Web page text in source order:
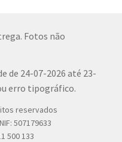
Fotos não
de 24-07-2026 até 23-
erro tipográfico.
reservados
507179633
500 133